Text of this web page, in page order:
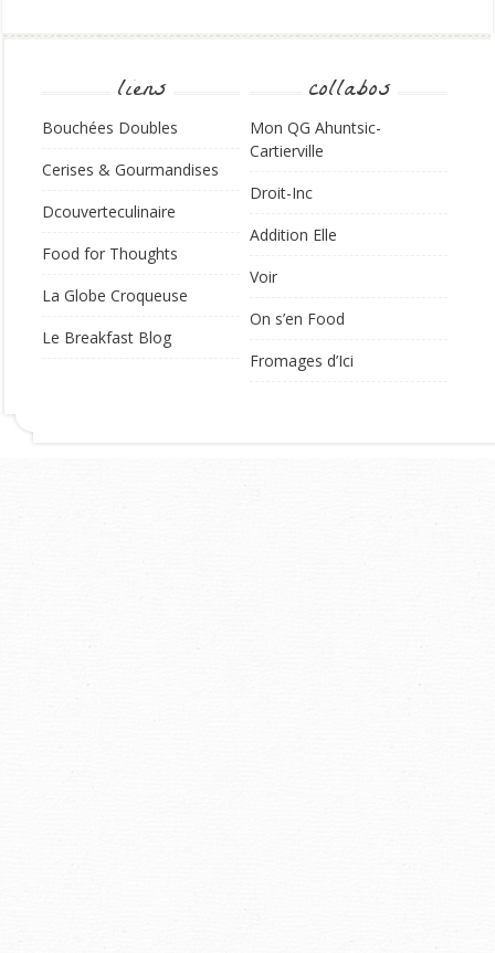
liens
Bouchées Doubles
Cerises & Gourmandises
Dcouverteculinaire
Food for Thoughts
La Globe Croqueuse
Le Breakfast Blog
collabos
Mon QG Ahuntsic-
Cartierville
Droit-Inc
Addition Elle
Voir
On s’en Food
Fromages d’Ici